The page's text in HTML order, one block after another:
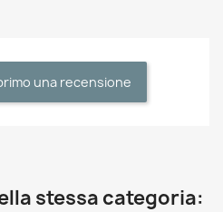
una recensione
stessa categoria: